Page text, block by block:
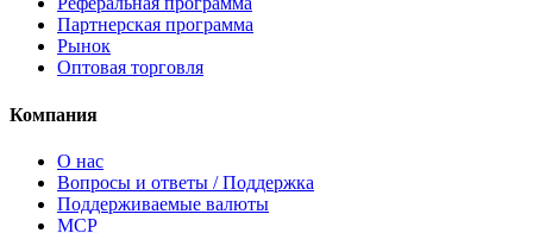
Партнерская программа
Рынок
Оптовая торговля
Компания
О нас
Вопросы и ответы / Поддержка
Поддерживаемые валюты
MCP